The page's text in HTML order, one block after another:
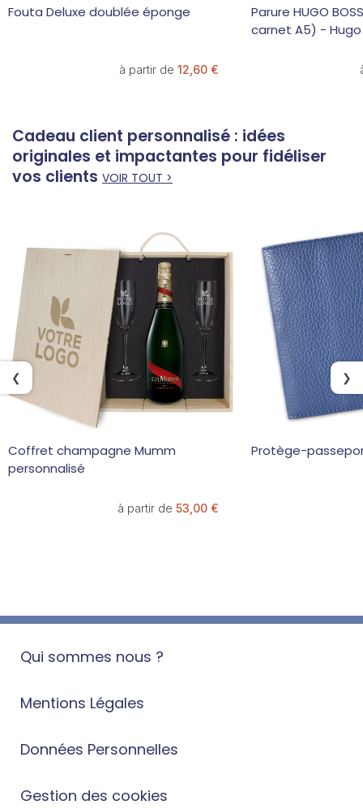
Fouta Deluxe doublée éponge
à partir de 12,60 €
Parure HUGO
carnet A5) - Hugo
Cadeau client personnalisé : idées
originales et impactantes pour fidéliser
vos clients VOIR TOUT >
Coffret champagne Mumm
personnalisé
à partir de 53,00 €
Protège-
❯
❮
Qui sommes nous ?
Mentions Légales
Données Personnelles
Gestion des cookies